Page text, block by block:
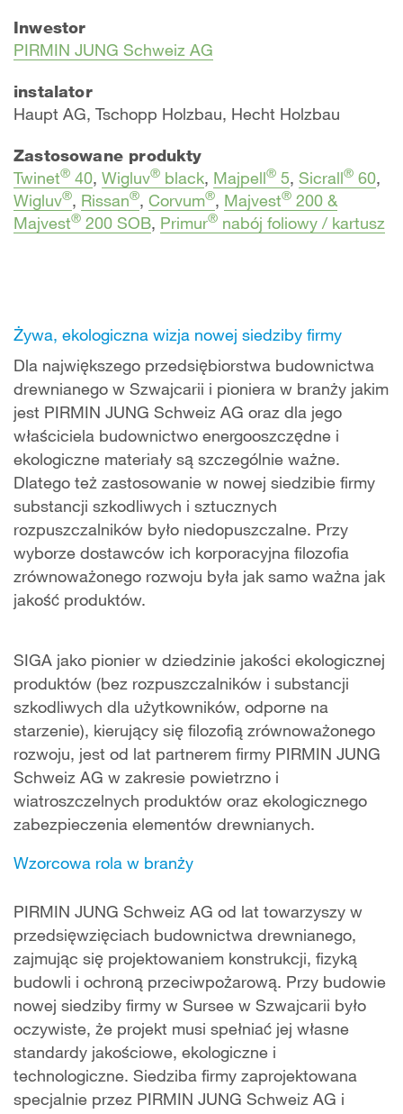
Inwestor
PIRMIN JUNG Schweiz AG
instalator
Haupt AG, Tschopp Holzbau, Hecht Holzbau
Zastosowane produkty
Twinet® 40, Wigluv® black, Majpell® 5, Sicrall® 60,
Wigluv®, Rissan®, Corvum®, Majvest® 200 &
Majvest® 200 SOB, Primur® nabój foliowy / kartusz
Żywa, ekologiczna wizja nowej siedziby firmy
Dla największego przedsiębiorstwa budownictwa
drewnianego w Szwajcarii i pioniera w branży jakim
jest PIRMIN JUNG Schweiz AG oraz dla jego
właściciela budownictwo energooszczędne i
ekologiczne materiały są szczególnie ważne.
Dlatego też zastosowanie w nowej siedzibie firmy
substancji szkodliwych i sztucznych
rozpuszczalników było niedopuszczalne. Przy
wyborze dostawców ich korporacyjna filozofia
zrównoważonego rozwoju była jak samo ważna jak
jakość produktów.
SIGA jako pionier w dziedzinie jakości ekologicznej
produktów (bez rozpuszczalników i substancji
szkodliwych dla użytkowników, odporne na
starzenie), kierujący się filozofią zrównoważonego
rozwoju, jest od lat partnerem firmy PIRMIN JUNG
Schweiz AG w zakresie powietrzno i
wiatroszczelnych produktów oraz ekologicznego
zabezpieczenia elementów drewnianych.
Wzorcowa rola w branży
PIRMIN JUNG Schweiz AG od lat towarzyszy w
przedsięwzięciach budownictwa drewnianego,
zajmując się projektowaniem konstrukcji, fizyką
budowli i ochroną przeciwpożarową. Przy budowie
nowej siedziby firmy w Sursee w Szwajcarii było
oczywiste, że projekt musi spełniać jej własne
standardy jakościowe, ekologiczne i
technologiczne. Siedziba firmy zaprojektowana
specjalnie przez PIRMIN JUNG Schweiz AG i